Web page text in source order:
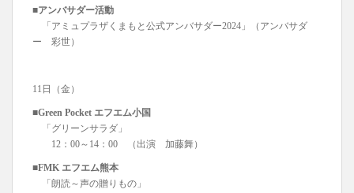
■アンバサダー活動
「アミュプラザくまもと公式アンバサダー2024」（アンバサダ
ー 彩世）
11日（金）
■Green Pocket エフエム小国
「グリーンサラダ」
12：00～14：00 （出演 加藤舞）
■FMK エフエム熊本
「朗読～声の贈りもの」